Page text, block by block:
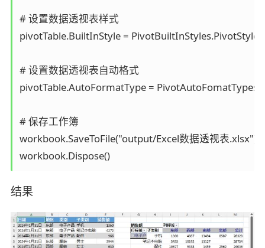
# 设置数据透视表样式
pivotTable.BuiltInStyle =
# 设置数据透视表自动格式
pivotTable.AutoFormatType =
# 保存工作簿
workbook.SaveToFile("output/Excel数据透视表.xlsx")
workbook.Dispose()
结果